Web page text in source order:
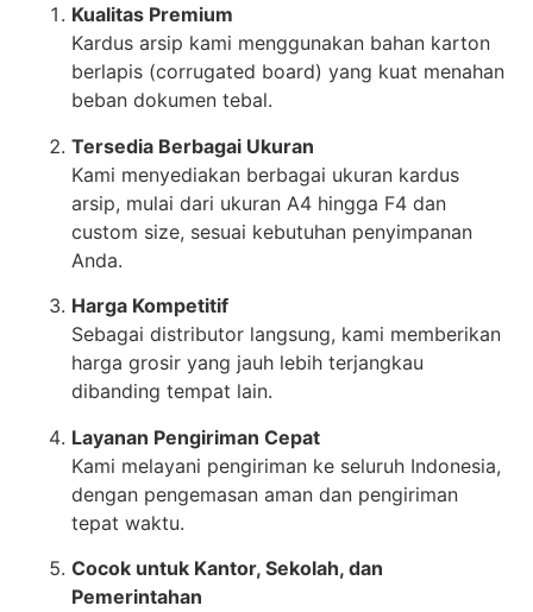
Kualitas Premium
Kardus arsip kami menggunakan bahan karton
berlapis (corrugated board) yang kuat menahan
beban dokumen tebal.
Tersedia Berbagai Ukuran
Kami menyediakan berbagai ukuran kardus
arsip, mulai dari ukuran A4 hingga F4 dan
custom size, sesuai kebutuhan penyimpanan
Anda.
Harga Kompetitif
Sebagai distributor langsung, kami memberikan
harga grosir yang jauh lebih terjangkau
dibanding tempat lain.
Layanan Pengiriman Cepat
Kami melayani pengiriman ke seluruh Indonesia,
dengan pengemasan aman dan pengiriman
tepat waktu.
Cocok untuk Kantor, Sekolah, dan
Pemerintahan